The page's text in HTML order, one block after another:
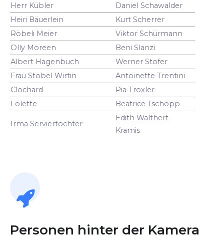
Herr Kübler
Daniel Schawalder
Heiri Bäuerlein
Kurt Scherrer
Röbeli Meier
Viktor Schürmann
Olly Moreen
Beni Slanzi
Albert Hagenbuch
Werner Stofer
Frau Stobel Wirtin
Antoinette Trentini
Clochard
Pia Troxler
Lolette
Beatrice Tschopp
Irma Serviertochter
Edith Walthert
Kramis
Personen hinter der Kamera